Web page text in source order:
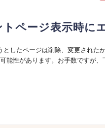
ページ表示時に
としたページは削除、変更された
能性があります。お手数ですが、